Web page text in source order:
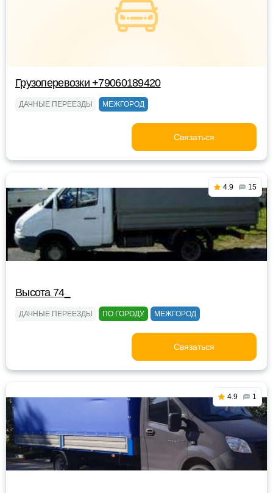
Грузоперевозки +79060189420
ДАЧНЫЕ ПЕРЕЕЗДЫ МЕЖГОРОД
Связаться
4.9 15
Высота 74_
ДАЧНЫЕ ПЕРЕЕЗДЫ ПО ГОРОДУ МЕЖГОРОД
Связаться
4.9 1